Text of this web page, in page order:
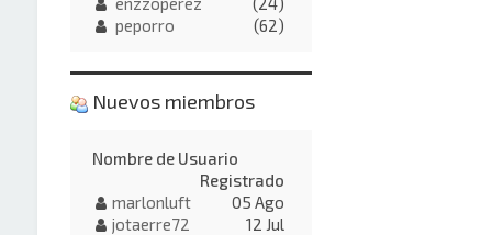
peporro
(62)
Nuevos miembros
Nombre de Usuario
Registrado
marlonluft
05 Ago
jotaerre72
12 Jul